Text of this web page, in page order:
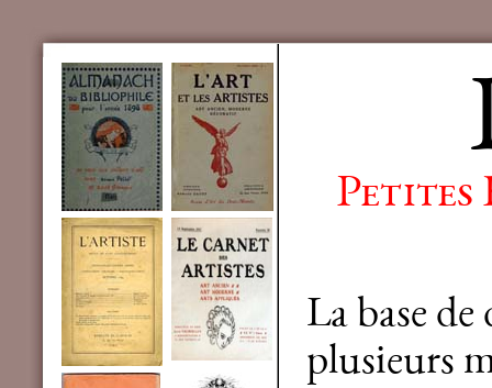
Petites
La base
plusieurs